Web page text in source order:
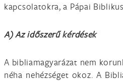
kapcsolatokra, a Pápai
A) Az időszerű kérdések
A bibliamagyarázat nem
néha nehézséget okoz. A